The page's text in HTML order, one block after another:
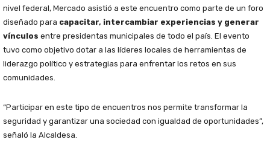
nivel federal, Mercado asistió a este encuentro como parte de un foro
diseñado para capacitar, intercambiar experiencias y generar
vínculos entre presidentas municipales de todo el país. El evento
tuvo como objetivo dotar a las líderes locales de herramientas de
liderazgo político y estrategias para enfrentar los retos en sus
comunidades.
“Participar en este tipo de encuentros nos permite transformar la
seguridad y garantizar una sociedad con igualdad de oportunidades”,
señaló la Alcaldesa.